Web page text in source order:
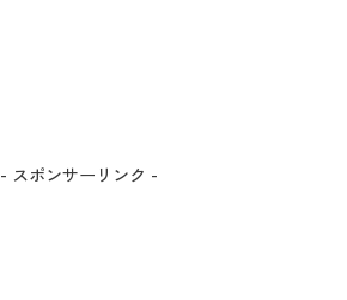
- スポンサーリンク -